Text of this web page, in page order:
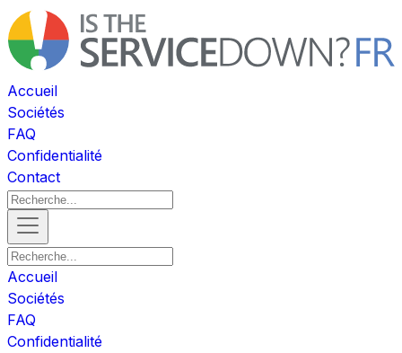
Accueil
Sociétés
FAQ
Confidentialité
Contact
Accueil
Sociétés
FAQ
Confidentialité